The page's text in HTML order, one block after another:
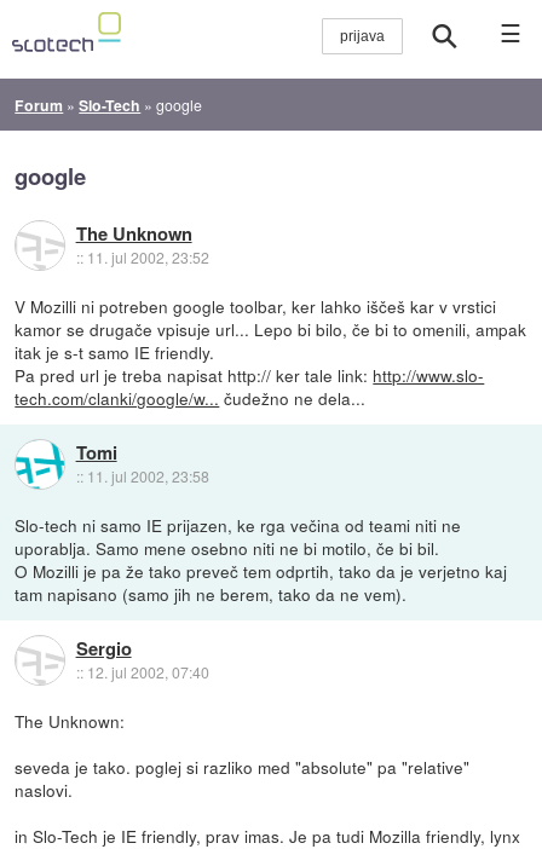
☰
Forum »Slo-Tech »google
google
The Unknown
:: 11. jul 2002, 23:52
V Mozilli ni potreben google toolbar, ker lahko iščeš kar v vrstici
kamor se drugače vpisuje url... Lepo bi bilo, če bi to omenili, ampak
itak je s-t samo IE friendly.
Pa pred url je treba napisat http:// ker tale link: http://www.slo-
tech.com/clanki/google/w... čudežno ne dela...
Tomi
:: 11. jul 2002, 23:58
Slo-tech ni samo IE prijazen, ke rga večina od teami niti ne
uporablja. Samo mene osebno niti ne bi motilo, če bi bil.
O Mozilli je pa že tako preveč tem odprtih, tako da je verjetno kaj
tam napisano (samo jih ne berem, tako da ne vem).
Sergio
:: 12. jul 2002, 07:40
The Unknown:
seveda je tako. poglej si razliko med "absolute" pa "relative"
naslovi.
in Slo-Tech je IE friendly, prav imas. Je pa tudi Mozilla friendly, lynx